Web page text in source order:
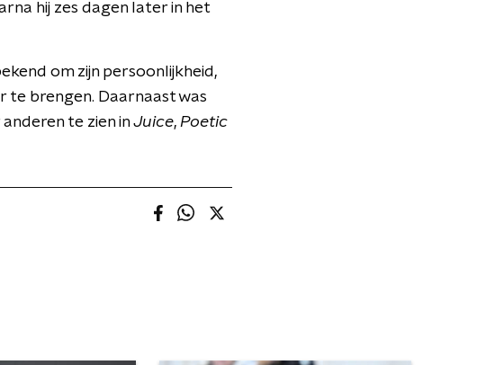
hij zes dagen later in het
om zijn persoonlijkheid,
te brengen. Daarnaast was
te zien inJuice, Poetic